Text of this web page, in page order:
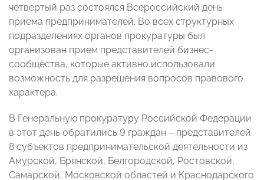
четвертый раз состоялся Всероссийский день
приема предпринимателей. Во всех структурных
подразделениях органов прокуратуры был
организован прием представителей бизнес-
сообщества, которые активно использовали
возможность для разрешения вопросов правового
характера.
В Генеральную прокуратуру Российской Федерации
в этот день обратились 9 граждан – представителей
8 субъектов предпринимательской деятельности из
Амурской, Брянской, Белгородской, Ростовской,
Самарской, Московской областей и Краснодарского